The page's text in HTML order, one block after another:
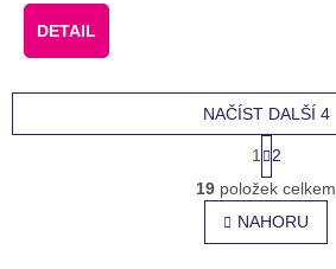
DETAIL
O
v
l
á
NAČÍST DALŠÍ 4
t
r
á
n
k
1
2
19 položek celkem
NAHORU